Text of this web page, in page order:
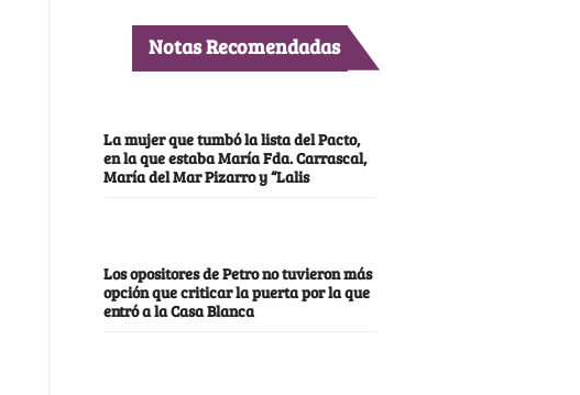
Notas Recomendadas
La mujer que tumbó la lista del Pacto,
en la que estaba María Fda. Carrascal,
María del Mar Pizarro y “Lalis
Los opositores de Petro no tuvieron más
opción que criticar la puerta por la que
entró a la Casa Blanca